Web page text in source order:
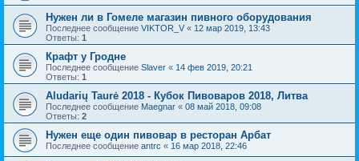
Нужен ли в Гомеле магазин пивного оборудования
Последнее сообщение VIKTOR_V « 12 мар 2019, 13:43
Ответы: 1
Крафт у Гродне
Последнее сообщение Slaver « 14 фев 2019, 20:21
Ответы: 1
Aludarių Taurė 2018 - Кубок Пивоваров 2018, Литва
Последнее сообщение Maegnar « 08 май 2018, 09:08
Ответы: 2
Нужен еще один пивовар в ресторан Арбат
Последнее сообщение antrc « 16 мар 2018, 22:46